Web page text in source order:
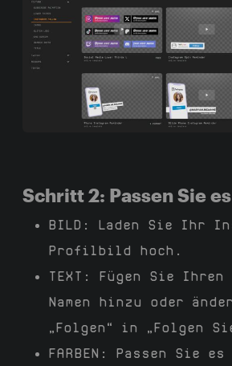
Schritt 2: Passen Sie
BILD:
Laden Sie Ihr
Profilbild hoch.
TEXT:
Fügen Sie Ihren
Namen hinzu oder
„Folgen“ in „Folgen
FARBEN:
Passen Sie